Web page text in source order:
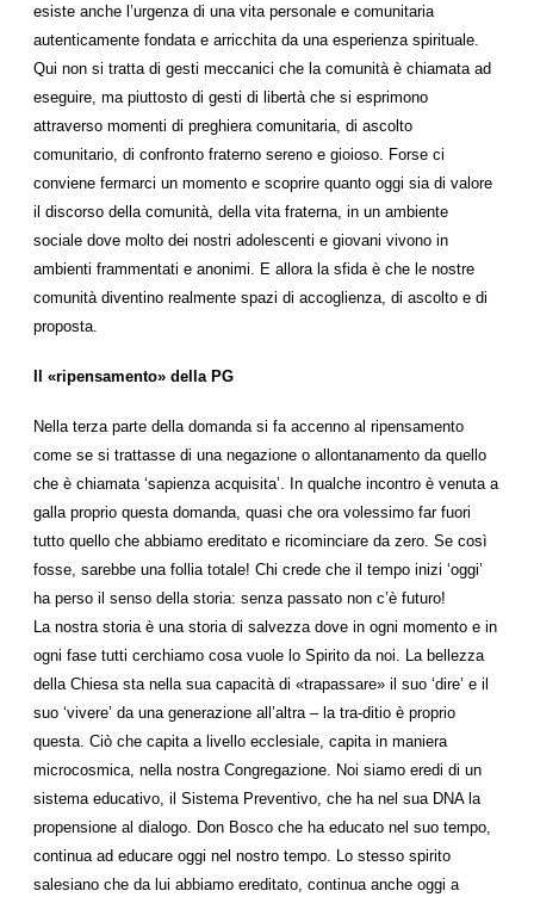
esiste anche l’urgenza di una vita personale e comunitaria
autenticamente fondata e arricchita da una esperienza spirituale.
Qui non si tratta di gesti meccanici che la comunità è chiamata ad
eseguire, ma piuttosto di gesti di libertà che si esprimono
attraverso momenti di preghiera comunitaria, di ascolto
comunitario, di confronto fraterno sereno e gioioso. Forse ci
conviene fermarci un momento e scoprire quanto oggi sia di valore
il discorso della comunità, della vita fraterna, in un ambiente
sociale dove molto dei nostri adolescenti e giovani vivono in
ambienti frammentati e anonimi. E allora la sfida è che le nostre
comunità diventino realmente spazi di accoglienza, di ascolto e di
proposta.
Il «ripensamento» della PG
Nella terza parte della domanda si fa accenno al ripensamento
come se si trattasse di una negazione o allontanamento da quello
che è chiamata ‘sapienza acquisita’. In qualche incontro è venuta a
galla proprio questa domanda, quasi che ora volessimo far fuori
tutto quello che abbiamo ereditato e ricominciare da zero. Se così
fosse, sarebbe una follia totale! Chi crede che il tempo inizi ‘oggi’
ha perso il senso della storia: senza passato non c’è futuro!
La nostra storia è una storia di salvezza dove in ogni momento e in
ogni fase tutti cerchiamo cosa vuole lo Spirito da noi. La bellezza
della Chiesa sta nella sua capacità di «trapassare» il suo ‘dire’ e il
suo ‘vivere’ da una generazione all’altra – la tra-ditio è proprio
questa. Ciò che capita a livello ecclesiale, capita in maniera
microcosmica, nella nostra Congre­gazione. Noi siamo eredi di un
sistema educativo, il Sistema Preventivo, che ha nel sua DNA la
propensione al dialogo. Don Bosco che ha educato nel suo tempo,
continua ad educare oggi nel nostro tempo. Lo stesso spirito
salesiano che da lui abbiamo ereditato, continua anche oggi a